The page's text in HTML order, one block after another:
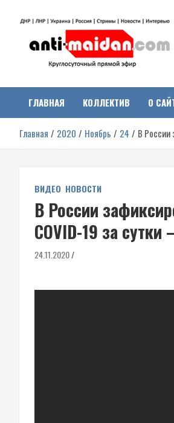
Антимайдан:
Гражданская
Украине
о гражданской войне на Украине,
ДНР, ЛНР и других регионах.
ГЛАВНАЯ КОЛЛЕКТИВ О
Главная 2020 Ноябрь 24 В России
ВИДЕО НОВОСТИ
В России
COVID-19 за
24.11.2020